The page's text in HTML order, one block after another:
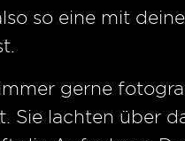
so eine mit
gerne
Sie lachten über